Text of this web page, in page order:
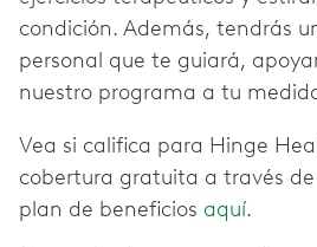
condición. Además, tendrás
personal que te guiará,
nuestro programa a tu
Vea si califica para Hinge
cobertura gratuita a través
plan de beneficios aquí.